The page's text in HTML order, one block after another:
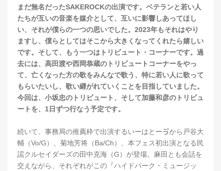
まだ無名だったSAKEROCKの出演です。ベテランと若い人
たちが互いの音楽を媒介として、互いに影響しあってほし
い、それが僕らの一つの思いでした。2023年もそれはやり
ますし、僕らとしてはそこから大きくなってくれたら嬉しい
です。そして、もう一つはトリビュート・コーナーです。過
去には、高田渡や西岡恭蔵のトリビュートコーナーをやっ
て、亡くなった方の歌をみんなで歌う、特に若い人に歌って
もらいたいし、歌い継がれていくことを目指していました。
今回は、小坂忠のトリビュート、そして加藤和彦のトリビュ
ートを、1日ずつ行なう予定です。
続いて、事務局の推薦枠で出演するいーはとーゔから戸谷大
輔（Vo/G）、菊地芳将（Ba/Ch）、本フェス初出演となる民
謡クルセイダーズの田中克海（G）が登場。麻田とも会話を
交えながら、それぞれがこの『ハイドパーク・ミュージッ